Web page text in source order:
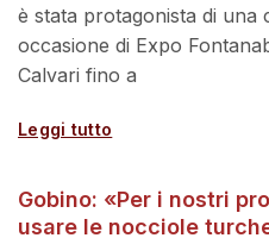
è stata protagonista di una
occasione di Expo
Calvari fino a
Leggi tutto
Gobino: «Per i nostri
usare le nocciole